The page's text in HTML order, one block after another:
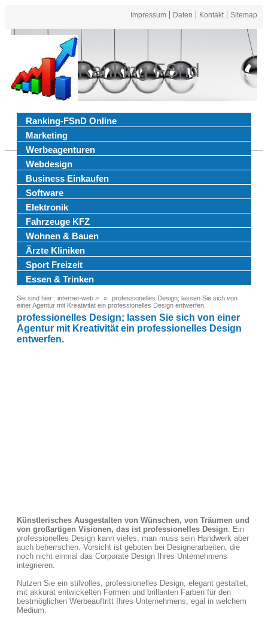
Impressum Daten Kontakt Sitemap
Ranking FSnd
Ranking-FSnD Online
Marketing
Werbeagenturen
Webdesign
Business Einkaufen
Software
Elektronik
Fahrzeuge KFZ
Wohnen & Bauen
Ärzte Kliniken
Sport Freizeit
Essen & Trinken
Sie sind hier : internet-web >
professionelles Design; lassen Sie sich von
einer Agentur mit Kreativität ein professionelles Design entwerfen.
professionelles Design; lassen Sie sich von einer
Agentur mit Kreativität ein professionelles Design
entwerfen.
Künstlerisches Ausgestalten von Wünschen, von Träumen und
von großartigen Visionen, das ist professionelles Design. Ein
professionelles Design kann vieles, man muss sein Handwerk aber
auch beherrschen. Vorsicht ist geboten bei Designerarbeiten, die
noch nicht einmal das Corporate Design Ihres Unternehmens
integrieren.
Nutzen Sie ein stilvolles, professionelles Design, elegant gestaltet,
mit akkurat entwickelten Formen und brillanten Farben für den
bestmöglichen Werbeauftritt Ihres Unternehmens, egal in welchem
Medium.